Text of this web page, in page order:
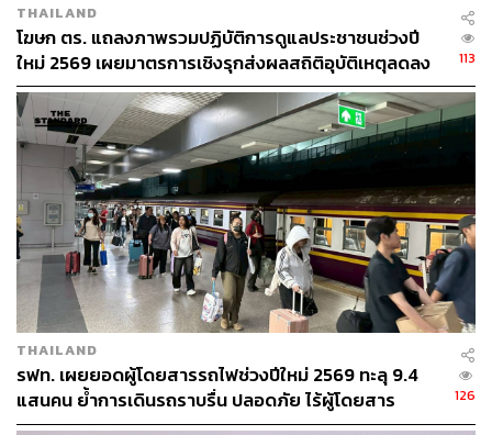
และเป้าหมายปิดปี 2562 ด้วยการเติบโตขึ้นที่ 9% เทียบเฉพาะ
แบรนด์ Heineken จากปี 2561 โดยรายได้หลัก 51% มาจาก
ร้านกินดื่มต่างๆ อีก 33% มาจากโมเดิร์นเทรดที่เหลืออื่นๆ
สำหรับตลาดเบียร์ในปี 2562 มีมูลค่า 1.43 แสนล้านบาท
เติบโต 3,000 ล้านบาท ซึ่งพลิกมาเติบโตเพิ่มจากปีก่อน 2%
โดยการเติบโตนี้จะมีกลุ่มพรีเมียมเป็นตัวหลัก โดยเซกเมนต์นี้
มีมูลค่า 6,000 ล้านบาท คาดปีนี้เติบโต 4%
พิสูจน์อักษร: พรนภัส ชำนาญค้า
TAGS: Heineken เทศกาลปีใหม่
THAILAND
โฆษก ตร. แถลงภาพรวมปฏิบัติการดูแลประชาชนช่วงปี
ใหม่ 2569 เผยมาตรการเชิงรุกส่งผลสถิติอุบัติเหตุลดลง
113
THAILAND
รฟท. เผยยอดผู้โดยสารรถไฟช่วงปีใหม่ 2569 ทะลุ 9.4
แสนคน ย้ำการเดินรถราบรื่น ปลอดภัย ไร้ผู้โดยสาร
ตกค้าง
126